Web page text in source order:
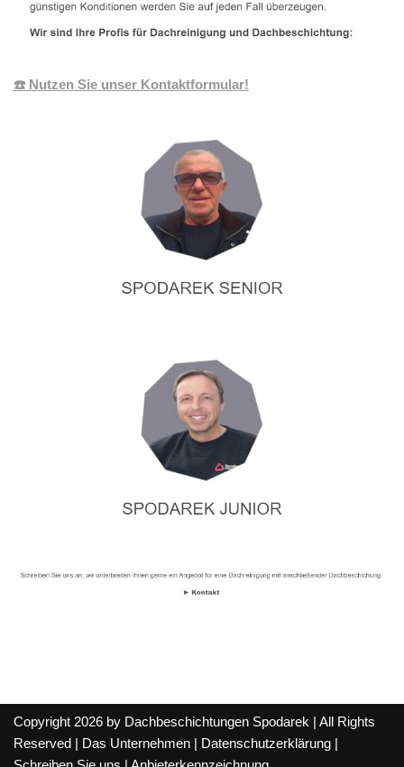
☎️ Nutzen Sie unser Kontaktformular!
Copyright 2026 by Dachbeschichtungen Spodarek | All Rights
Reserved |
Das Unternehmen Datenschutzerklärung